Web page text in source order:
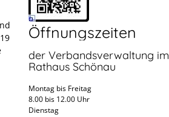
Öffnungszeiten
der Verbandsverwaltung im
Rathaus Schönau
Montag bis Freitag
8.00 bis 12.00 Uhr
Dienstag